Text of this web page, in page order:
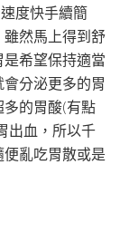
度快手續簡
然馬上得到舒
希望保持適當
分泌更多的胃
的胃酸(有點
出血，所以千
亂吃胃散或是